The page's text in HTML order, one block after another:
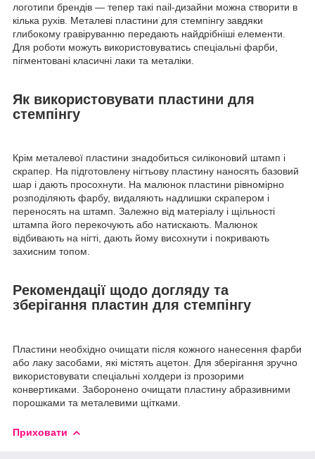
логотипи брендів — тепер такі nail-дизайни можна створити в
кілька рухів. Металеві пластини для стемпінгу завдяки
глибокому гравіруванню передають найдрібніші елементи.
Для роботи можуть використовуватись спеціальні фарби,
пігментовані класичні лаки та металіки.
Як використовувати пластини для
стемпінгу
Крім металевої пластини знадобиться силіконовий штамп і
скрапер. На підготовлену нігтьову пластину наносять базовий
шар і дають просохнути. На малюнок пластини рівномірно
розподіляють фарбу, видаляють надлишки скрапером і
переносять на штамп. Залежно від матеріалу і щільності
штампа його перекочують або натискають. Малюнок
відбивають на нігті, дають йому висохнути і покривають
захисним топом.
Рекомендації щодо догляду та
зберігання пластин для стемпінгу
Пластини необхідно очищати після кожного нанесення фарби
або лаку засобами, які містять ацетон. Для зберігання зручно
використовувати спеціальні холдери із прозорими
конвертиками. Заборонено очищати пластину абразивними
порошками та металевими щітками.
Приховати